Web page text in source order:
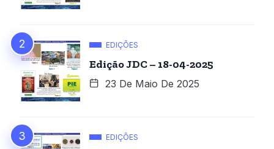
EDIÇÕES
Edição JDC – 18-04-2025
23 De Maio De 2025
EDIÇÕES